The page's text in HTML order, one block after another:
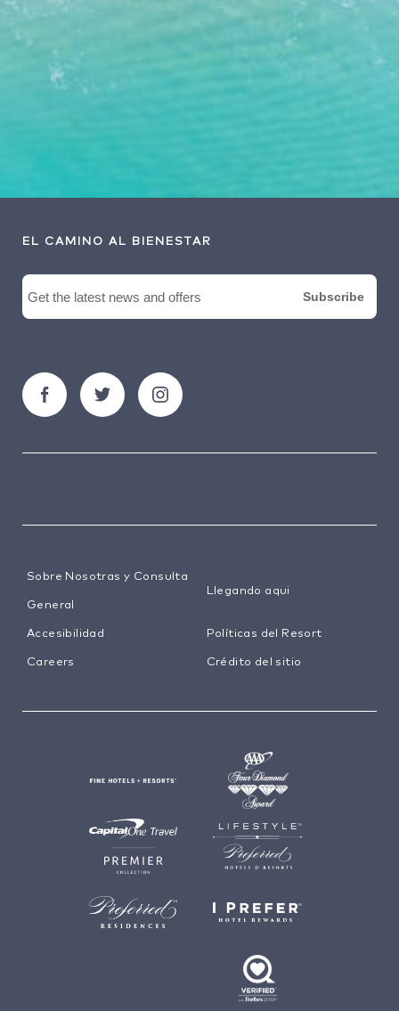
EL CAMINO AL BIENESTAR
Sobre Nosotras y Consulta
General
Llegando aqui
Accesibilidad Políticas del Resort
Careers Crédito del sitio